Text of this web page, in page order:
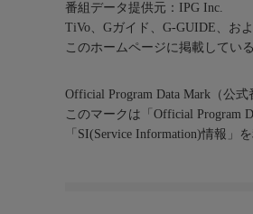
番組データ提供元：IPG Inc.
TiVo、Gガイド、G-GUIDE、お
このホームページに掲載してい
Official Program Data Mark（公式
このマークは「Official Program
「SI(Service Information)情報」